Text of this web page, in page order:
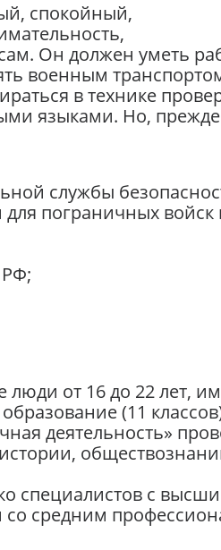
спокойный,
Он должен уметь
военным
в технике
языками. Но, прежде
службы
пограничных войск
люди от 16 до 22 лет,
(11
деятельность»
специалистов с
средним